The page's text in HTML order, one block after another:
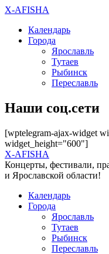
X-AFISHA
Календарь
Города
Ярославль
Тутаев
Рыбинск
Переславль
Наши соц.сети
[wptelegram-ajax-widget
widget_height="600"]
X-AFISHA
Концерты, фестивали,
и Ярославской области!
Календарь
Города
Ярославль
Тутаев
Рыбинск
Переславль